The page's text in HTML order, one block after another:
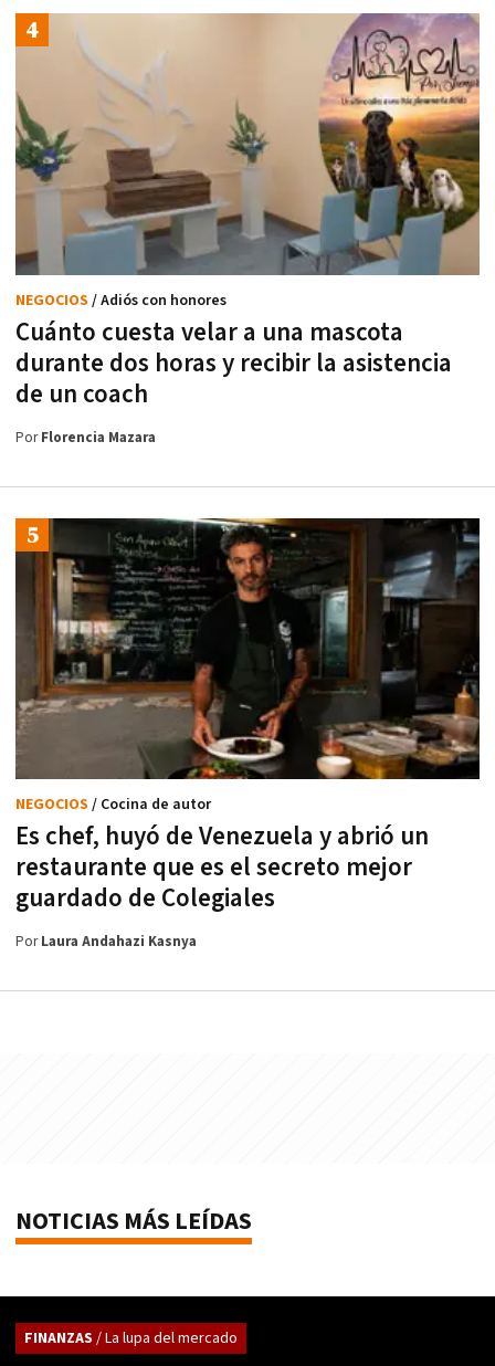
Cuánto cuesta velar a una mascota
durante dos horas y recibir la asistencia
de un coach
NEGOCIOS / Adiós con honores
PorFlorencia Mazara
Es chef, huyó de Venezuela y abrió un
restaurante que es el secreto mejor
guardado de Colegiales
NEGOCIOS / Cocina de autor
PorLaura Andahazi Kasnya
NOTICIAS MÁS LEÍDAS
FINANZAS / La lupa del mercado